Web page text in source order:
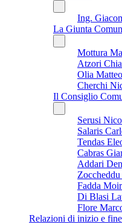
Ing.
La Giunta
Mottura
Atzori
Olia Matteo
Cherchi
Il Consiglio
Serusi
Salaris
Tendas
Cabras
Addari
Fadda
Di Blasi
Flore
Relazioni di inizio e